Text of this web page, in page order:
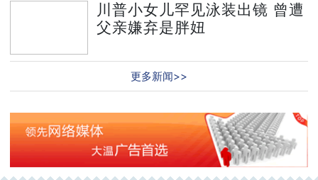
川普小女儿罕见泳装出镜 曾遭
父亲嫌弃是胖妞
更多新闻>>